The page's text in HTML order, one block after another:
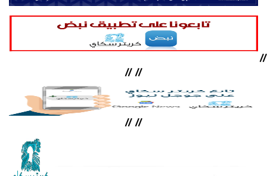
//
//
//
//
//